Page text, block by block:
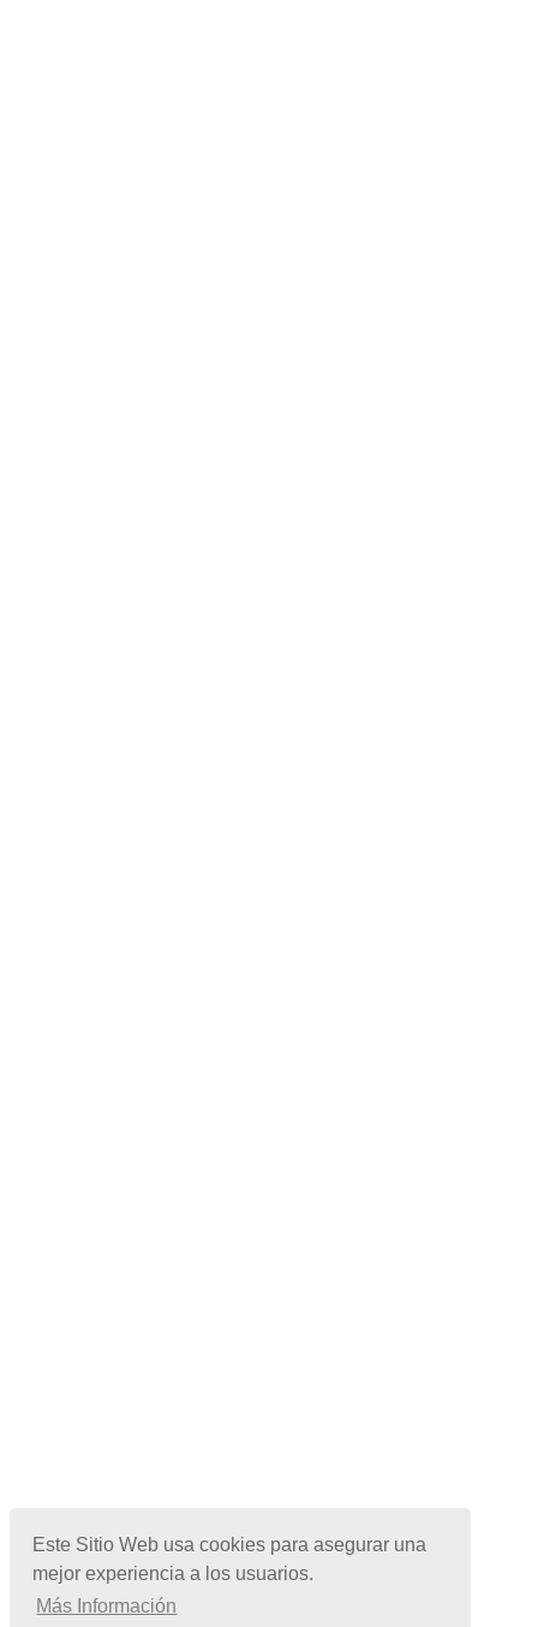
Este Sitio Web usa cookies para asegurar una
mejor experiencia a los usuarios.
Más Información